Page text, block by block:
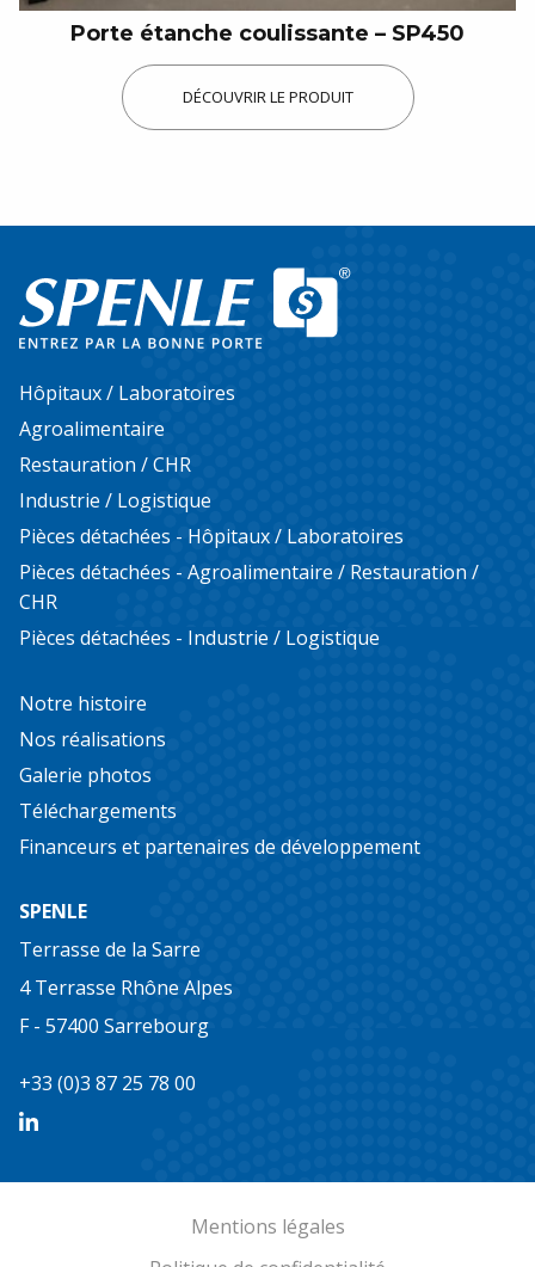
Porte étanche coulissante – SP450
DÉCOUVRIR LE PRODUIT
Hôpitaux / Laboratoires
Agroalimentaire
Restauration / CHR
Industrie / Logistique
Pièces détachées - Hôpitaux / Laboratoires
Pièces détachées - Agroalimentaire / Restauration /
CHR
Pièces détachées - Industrie / Logistique
Notre histoire
Nos réalisations
Galerie photos
Téléchargements
Financeurs et partenaires de développement
SPENLE
Terrasse de la Sarre
4 Terrasse Rhône Alpes
F - 57400 Sarrebourg
+33 (0)3 87 25 78 00
Mentions légales